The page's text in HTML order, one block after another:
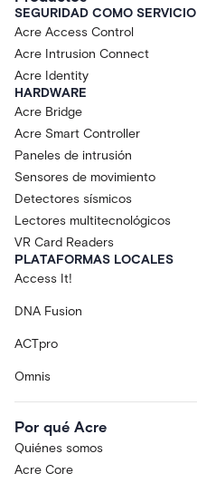
SEGURIDAD COMO SERVICIO
Acre Access Control
Acre Intrusion Connect
Acre Identity
HARDWARE
Acre Bridge
Acre Smart Controller
Paneles de intrusión
Sensores de movimiento
Detectores sísmicos
Lectores multitecnológicos
VR Card Readers
PLATAFORMAS LOCALES
Access It!
DNA Fusion
ACTpro
Omnis
Por qué Acre
Quiénes somos
Acre Core